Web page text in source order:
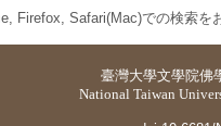
Firefox, Safari(Mac)での検索を
臺灣大學文學院佛
National Taiwan